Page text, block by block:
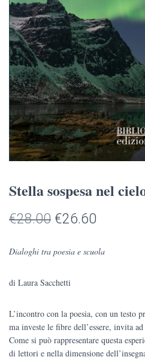
Stella sospesa nel
€28.00 Il
era:
€28.00.
€26.60
Dialoghi tra poesia e scuola
di Laura Sacchetti
L’incontro con la poesia, con un testo
ma investe le fibre dell’essere, invita
Come si può rappresentare questa
di lettori e nella dimensione